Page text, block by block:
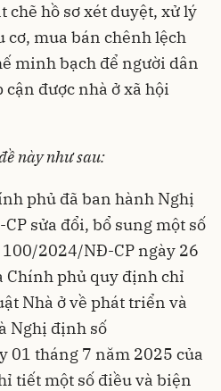
chẽ hồ sơ xét duyệt, xử lý
mua bán chênh lệch
minh bạch để người dân
được nhà ở xã hội
này như sau:
phủ đã ban hành Nghị
sửa đổi, bổ sung một số
2024/NĐ-СР ngày 26
Chính phủ quy định chỉ
Nhà ở về phát triển và
Nghị định số
01 tháng 7 năm 2025 của
tiết một số điều và biện